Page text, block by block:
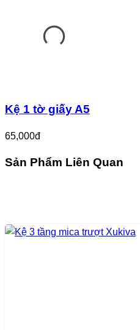
Kệ 1 tờ giấy A5
65,000đ
Sản Phẩm Liên Quan